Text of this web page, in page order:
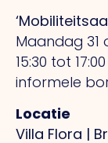
Maandag 31
15:30 tot
informele
Locatie
Villa Flora |